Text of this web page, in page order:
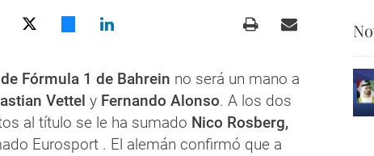
Fórmula 1 de Bahrein no será un mano a
Vettel y Fernando Alonso. A los dos
al título se le ha sumado Nico Rosberg,
Eurosport . El alemán confirmó que a